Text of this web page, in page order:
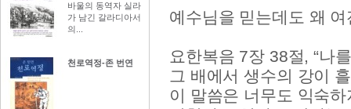
바울의 동역자 실라
가 남긴 갈라디아서
의...
천로역정-존 번연
예수님을 믿는데도 왜
요한복음 7장 38절, “나
그 배에서 생수의 강이
이 말씀은 너무도 익숙